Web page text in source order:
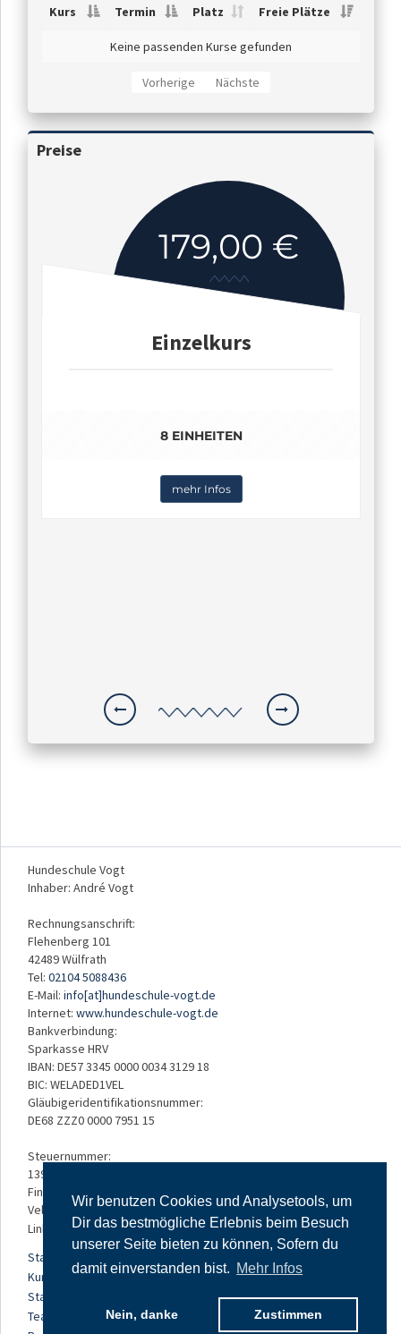
Wir benutzen Cookies und Analysetools, um
Dir das bestmögliche Erlebnis beim Besuch
unserer Seite bieten zu können, Sofern du
damit einverstanden bist. Mehr Infos
Nein, danke Zustimmen
Kurs Termin Platz Freie Plätze
Keine passenden Kurse gefunden
Vorherige Nächste
Preise
179,00 €
Einzelkurs
8 EINHEITEN
mehr Infos
Hundeschule Vogt
Inhaber: André Vogt
Rechnungsanschrift:
Flehenberg 101
42489 Wülfrath
Tel: 02104 5088436
E-Mail: info[at]hundeschule-vogt.de
Internet: www.hundeschule-vogt.de
Bankverbindung:
Sparkasse HRV
IBAN: DE57 3345 0000 0034 3129 18
BIC: WELADED1VEL
Gläubigeridentifikationsnummer:
DE68 ZZZ0 0000 7951 15
Steuernummer:
139/5234/3050
Finanzamt:
Velbert
Links:
Startseite
Kursangebot
Standorte
Team